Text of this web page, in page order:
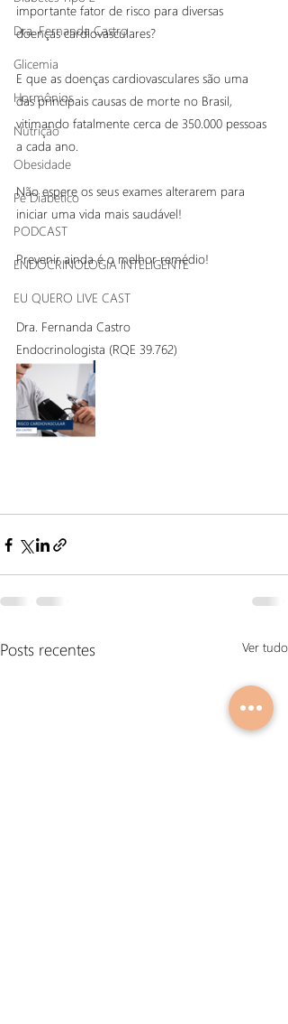
Dra. Fernanda Castro
Glicemia
Hormônios
Nutrição
Obesidade
Pé Diabetico
PODCAST
ENDOCRINOLOGIA INTELIGENTE
EU QUERO LIVE CAST
importante fator de risco para diversas
doenças cardiovasculares?
E que as doenças cardiovasculares são uma
das principais causas de morte no Brasil,
vitimando fatalmente cerca de 350.000 pessoas
a cada ano.
Não espere os seus exames alterarem para
iniciar uma vida mais saudável!
Prevenir ainda é o melhor remédio!
Dra. Fernanda Castro
Endocrinologista (RQE 39.762)
Posts recentes Ver tudo